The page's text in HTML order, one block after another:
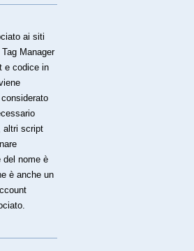
ai siti
Manager
e codice in
altri script
del nome è
è anche un